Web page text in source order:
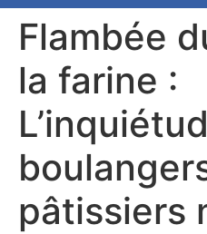
Flambée
la farine :
pâtissiers